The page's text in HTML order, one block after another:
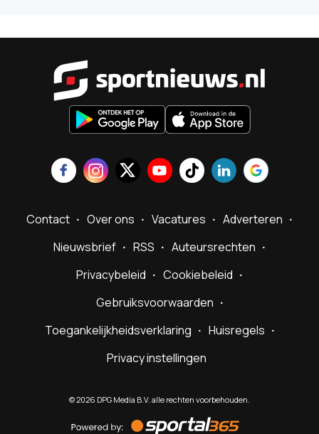
Contact Over ons Vacatures
Adverteren
Nieuwsbrief
RSS
Auteursrechten
Privacybeleid
Cookiebeleid
Gebruiksvoorwaarden
Toegankelijkheidsverklaring
Huisregels
Privacy instellingen
©2026 DPG Media B.V. alle rechten voorbehouden.
by